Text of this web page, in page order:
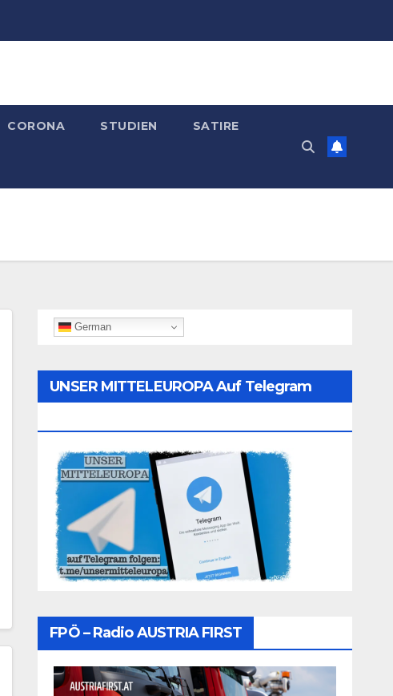
CORONA STUDIEN SATIRE
German
UNSER MITTELEUROPA Auf Telegram
FPÖ – Radio AUSTRIA FIRST